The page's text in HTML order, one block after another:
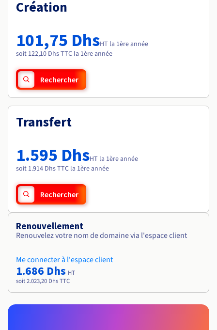
Tarifs
Roadmap & Changelog
Roadmap & Changelog
Création
101,75 DhsHT la 1ère année
soit 122,10 Dhs TTC la 1ère année
Rechercher
Transfert
1.595 DhsHT la 1ère année
soit 1.914 Dhs TTC la 1ère année
Rechercher
Renouvellement
Renouvelez votre nom de domaine via l'espace client
Me connecter à l'espace client
1.686 Dhs HT
soit 2.023,20 Dhs TTC